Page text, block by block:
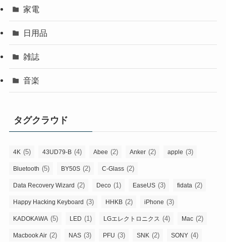
家電
日用品
雑誌
音楽
タグクラウド
4K (5) 43UD79-B (4) Abee (2) Anker (2) apple (3)
Bluetooth (5) BY50S (2) C-Glass (2)
Data Recovery Wizard (2) Deco (1) EaseUS (3) fidata (2)
Happy Hacking Keyboard (3) HHKB (2) iPhone (3)
KADOKAWA (5) LED (1) LGエレクトロニクス (4) Mac (2)
Macbook Air (2) NAS (3) PFU (3) SNK (2) SONY (4)